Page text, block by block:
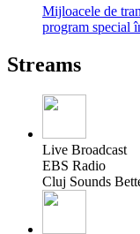
Mijloacele de
program special
Streams
Live Broadcast
EBS Radio
Cluj Sounds